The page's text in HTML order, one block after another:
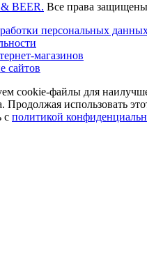
BEER. Все права
персональных
магазинов
сайтов
cookie-файлы для
Продолжая использовать
c политикой